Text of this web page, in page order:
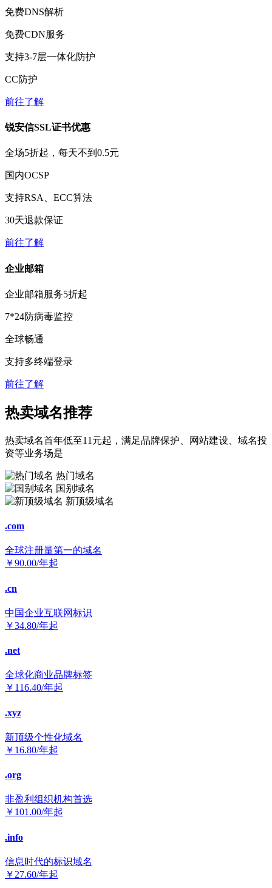
免费DNS解析
免费CDN服务
支持3-7层一体化防护
CC防护
前往了解
锐安信SSL证书优惠
全场5折起，每天不到 0.5元
国内OCSP
支持RSA、ECC算法
30天退款保证
前往了解
企业邮箱
企业邮箱服务5折起
7*24防病毒监控
全球畅通
支持多终端登录
前往了解
热卖域名推荐
热卖域名首年低至11元起，满足品牌保护、网站建设、域名投
资等业务场是
热门域名
国别域名
新顶级域名
.com
全球注册量第一的域名
￥90.00/年起
.cn
中国企业互联网标识
￥34.80/年起
.net
全球化商业品牌标签
￥ 116.40/年起
.xyz
新顶级个性化域名
￥ 16.80/年起
.org
非盈利组织机构首选
￥ 101.00/年起
.info
信息时代的标识域名
￥ 27.60/年起